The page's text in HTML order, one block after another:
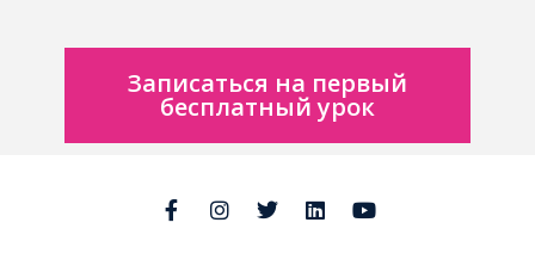
Записаться на первый
бесплатный урок